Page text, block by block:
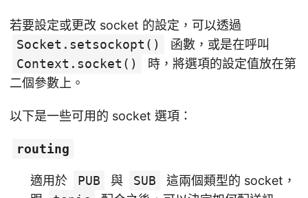
若要設定或更改 socket 的設定，可以透過
Socket.setsockopt()
函數，或是在呼叫
Context.socket()
時，將選項的設定值放在第
二個參數上。
以下是一些可用的 socket 選項：
routing
適用於 PUB 與 SUB
這兩個類型的 socket，